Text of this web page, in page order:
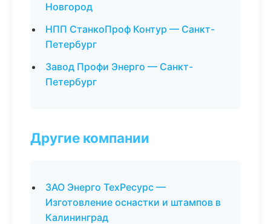
Новгород
НПП СтанкоПроф Контур — Санкт-
Петербург
Завод Профи Энерго — Санкт-
Петербург
Другие компании
ЗАО Энерго ТехРесурс —
Изготовление оснастки и штампов в
Калининград